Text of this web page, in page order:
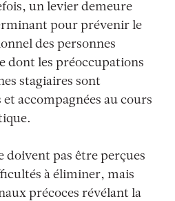
un levier demeure
pour prévenir le
des personnes
dont les préoccupations
stagiaires sont
accompagnées au cours
doivent pas être perçues
à éliminer, mais
précoces révélant la